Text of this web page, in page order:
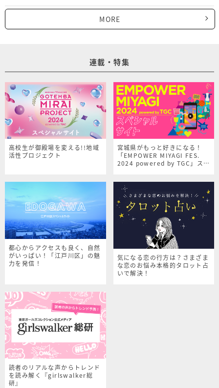
MORE
連載・特集
高校生が御殿場を変える!!地域
活性プロジェクト
宮城県がもっと好きになる！
「EMPOWER MIYAGI FES.
2024 powered by TGC」スペ
都心からアクセスも良く、自然
がいっぱい！「江戸川区」の魅
力を発信！
気になる恋の行方は？さまざま
な恋のお悩み本格的タロット占
いで解決！
読者のリアルな声からトレンド
を読み解く『girlswalker総
研』